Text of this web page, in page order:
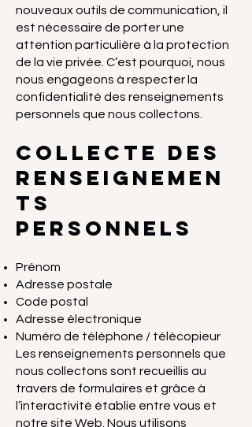
nouveaux outils de communication, il
est nécessaire de porter une
attention particulière à la protection
de la vie privée. C’est pourquoi, nous
nous engageons à respecter la
confidentialité des renseignements
personnels que nous collectons.
Collecte des
renseignemen
ts
personnels
Prénom
Adresse postale
Code postal
Adresse électronique
Numéro de téléphone / télécopieur
Les renseignements personnels que
nous collectons sont recueillis au
travers de formulaires et grâce à
l’interactivité établie entre vous et
notre site Web. Nous utilisons